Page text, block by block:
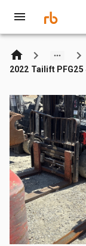
2022 Tailift